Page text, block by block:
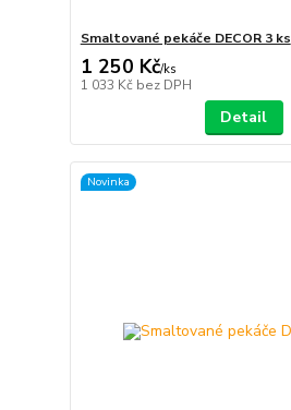
Smaltované pekáče DECOR 3 ks
1 250 Kč/ks
1 033 Kč bez DPH
Detail
Novinka